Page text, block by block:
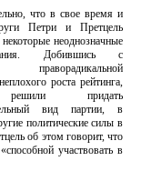
что в свое время и
Петри и Претцель
неоднозначные
Добившись с
праворадикальной
роста рейтинга,
придать
вид партии, в
политические силы в
об этом говорит, что
участвовать в